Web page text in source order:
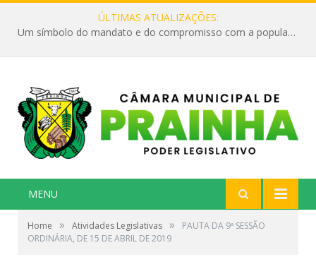
ÚLTIMAS ATUALIZAÇÕES:
Um símbolo do mandato e do compromisso com a população
MENU
Home » Atividades Legislativas »
PAUTA DA 9ª SESSÃO
ORDINÁRIA, DE 15 DE ABRIL DE 2019